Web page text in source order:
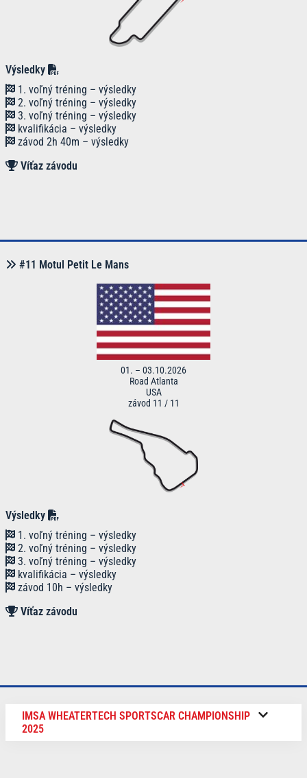
Výsledky
1. voľný tréning – výsledky
2. voľný tréning – výsledky
3. voľný tréning – výsledky
kvalifikácia – výsledky
závod 2h 40m – výsledky
Víťaz závodu
#11 Motul Petit Le Mans
01. – 03.10.2026
Road Atlanta
USA
závod 11 / 11
Výsledky
1. voľný tréning – výsledky
2. voľný tréning – výsledky
3. voľný tréning – výsledky
kvalifikácia – výsledky
závod 10h – výsledky
Víťaz závodu
IMSA WHEATERTECH SPORTSCAR CHAMPIONSHIP
2025